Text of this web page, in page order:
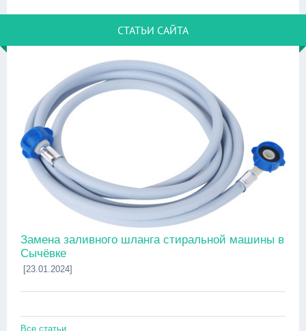
СТАТЬИ САЙТА
Замена заливного шланга стиральной машины в
Сычёвке
[23.01.2024]
Все статьи